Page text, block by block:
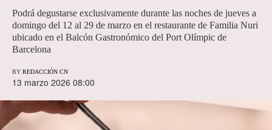
Podrá degustarse exclusivamente durante las noches de jueves a
domingo del 12 al 29 de marzo en el restaurante de Familia Nuri
ubicado en el Balcón Gastronómico del Port Olímpic de
Barcelona
BY REDACCIÓN CN
13 marzo 2026 08:00